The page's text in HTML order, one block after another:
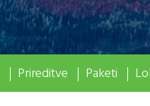
Prireditve Paketi